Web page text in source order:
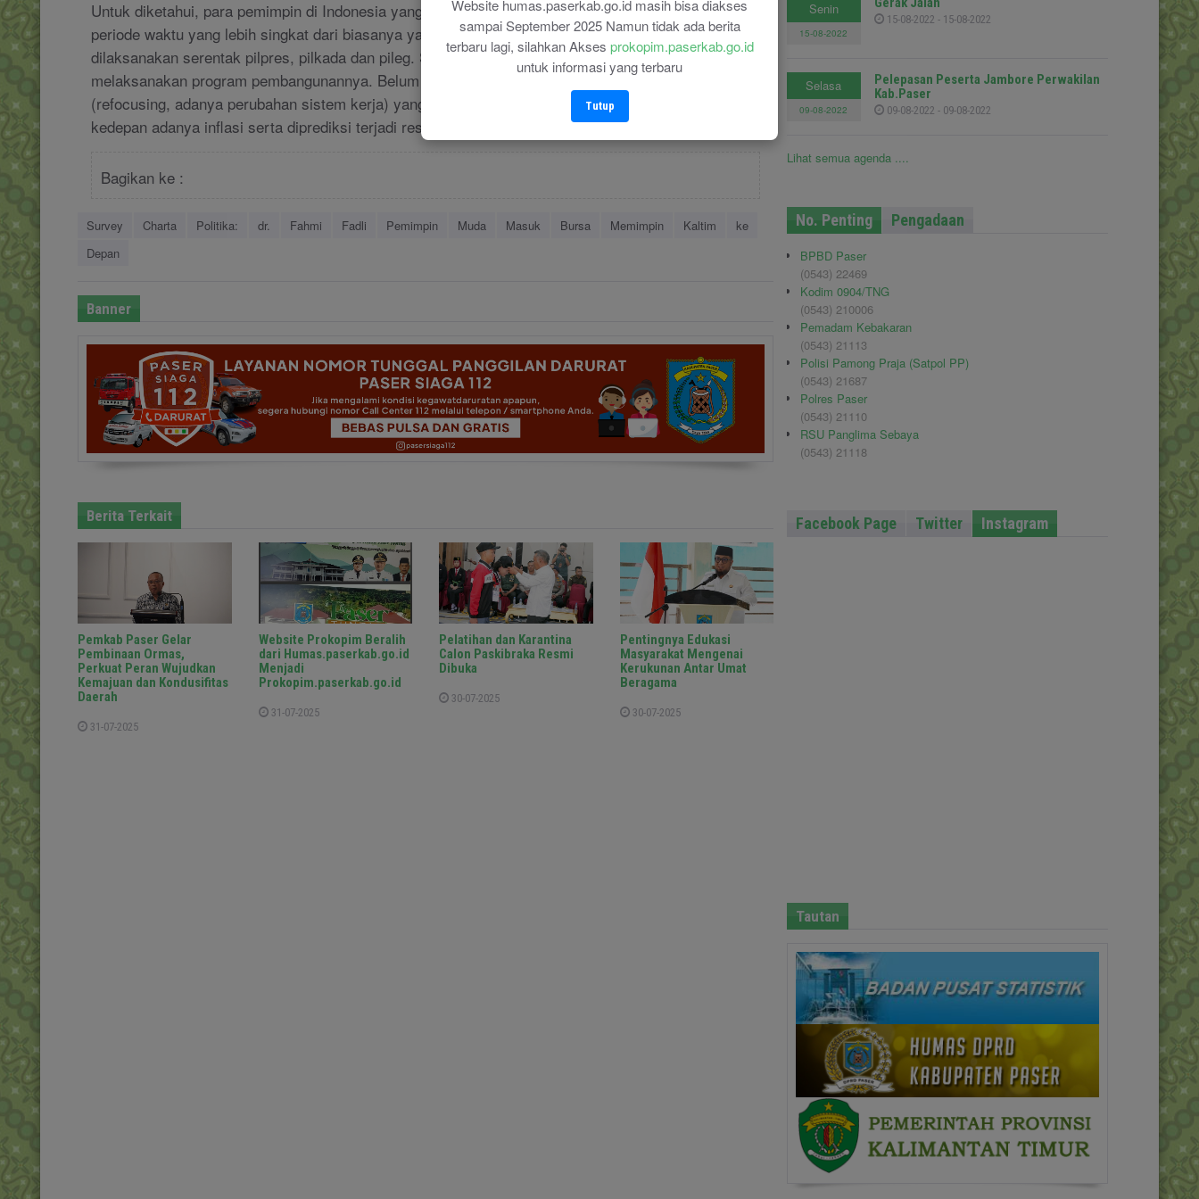
Website humas.paserkab.go.id masih bisa diakses
sampai September 2025 Namun tidak ada berita
terbaru lagi, silahkan Akses prokopim.paserkab.go.id
untuk informasi yang terbaru
Tutup
Untuk diketahui, para pemimpin di Indonesia yang terpilih dan dilantik pada tahun 2021 memiliki
periode waktu yang lebih singkat dari biasanya yaitu 5 tahun. Sedangkan pada 2024 akan
dilaksanakan serentak pilpres, pilkada dan pileg. Sehingga kurang lebih 4 tahun waktu untuk
melaksanakan program pembangunannya. Belum lagi tahun 2021 terjadi defisit dan pandemi covid19
(refocusing, adanya perubahan sistem kerja) yang harus mendapat perhatian ekstra. Dan tantangan
kedepan adanya inflasi serta diprediksi terjadi resesi. (humas).
Bagikan ke :
Survey Charta Politika: dr. Fahmi Fadli Pemimpin Muda Masuk Bursa Memimpin Kaltim
ke
Depan
Banner
Berita Terkait
Pemkab Paser Gelar
Pembinaan Ormas,
Perkuat Peran Wujudkan
Kemajuan dan Kondusifitas
Daerah
31-07-2025
Website Prokopim Beralih
dari Humas.paserkab.go.id
Menjadi
Prokopim.paserkab.go.id
31-07-2025
Pelatihan dan Karantina
Calon Paskibraka Resmi
Dibuka
30-07-2025
Pentingnya Edukasi
Masyarakat Mengenai
Kerukunan Antar Umat
Beragama
30-07-2025
Senin
15-08-2022
15-08-2022 - 15-08-2022
Selasa
09-08-2022
Pelepasan Peserta Jambore Perwakilan
Kab.Paser
09-08-2022 - 09-08-2022
Lihat semua agenda ....
No. Penting Pengadaan
BPBD Paser
(0543) 22469
Kodim 0904/TNG
(0543) 210006
Pemadam Kebakaran
(0543) 21113
Polisi Pamong Praja (Satpol PP)
(0543) 21687
Polres Paser
(0543) 21110
RSU Panglima Sebaya
(0543) 21118
Facebook Page Twitter Instagram
Tautan